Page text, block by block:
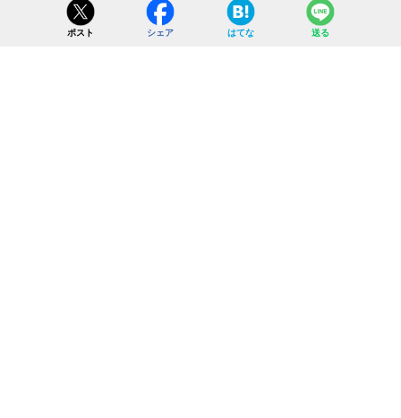
ポスト シェア はてな 送る